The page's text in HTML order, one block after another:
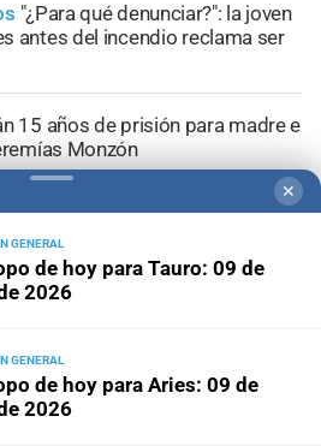
"¿Para qué denunciar?": la joven
antes del incendio reclama ser
15 años de prisión para madre e
Monzón
Caso Agostina Vega: la
tras las nuevas detenciones
✕
GENERAL
de hoy para Tauro: 09 de
2026
GENERAL
de hoy para Aries: 09 de
2026